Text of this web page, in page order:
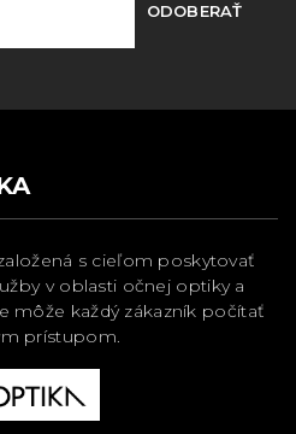
ODOBERAŤ
s cieľom poskytovať
v oblasti očnej optiky a
môže každý zákazník počítať
prístupom.